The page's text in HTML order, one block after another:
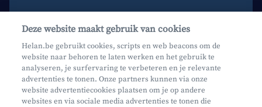
Contacteer ons
Maak een afspraak
Waar vind je ons?
Deze website maakt gebruik van cookies
Helan.be gebruikt cookies, scripts en web beacons om de
website naar behoren te laten werken en het gebruik te
analyseren, je surfervaring te verbeteren en je relevante
advertenties te tonen. Onze partners kunnen via onze
website advertentiecookies plaatsen om je op andere
websites en via sociale media advertenties te tonen die